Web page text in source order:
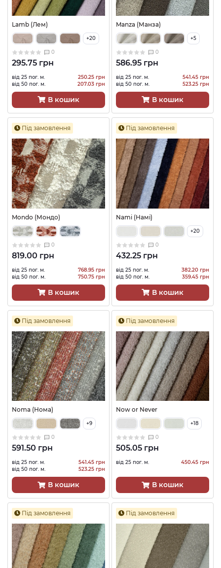
Lamb (Лем)
+20
0
295.75 грн
від 25 пог. м.
250.25 грн
від 50 пог. м.
207.03 грн
В кошик
Manza (Манза)
+5
0
586.95 грн
від 25 пог. м.
541.45 грн
від 50 пог. м.
523.25 грн
В кошик
Під замовлення
Mondo (Мондо)
0
819.00 грн
від 25 пог. м.
768.95 грн
від 50 пог. м.
750.75 грн
В кошик
Під замовлення
Nami (Намі)
+20
0
432.25 грн
від 25 пог. м.
382.20 грн
від 50 пог. м.
359.45 грн
В кошик
Під замовлення
Noma (Нома)
+9
0
591.50 грн
від 25 пог. м.
541.45 грн
від 50 пог. м.
523.25 грн
В кошик
Під замовлення
Now or Never
+18
0
505.05 грн
від 25 пог. м. 450.45 грн
В кошик
Під замовлення Під замовлення